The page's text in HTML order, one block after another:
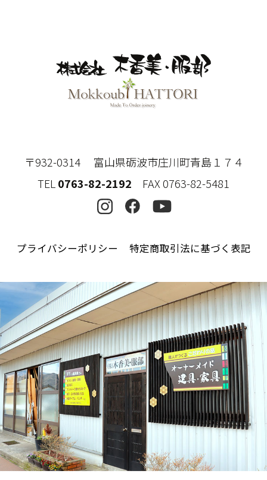
〒932-0314 富山県砺波市庄川町青島１７４
TEL 0763-82-2192 FAX 0763-82-5481
プライバシーポリシー 特定商取引法に基づく表記